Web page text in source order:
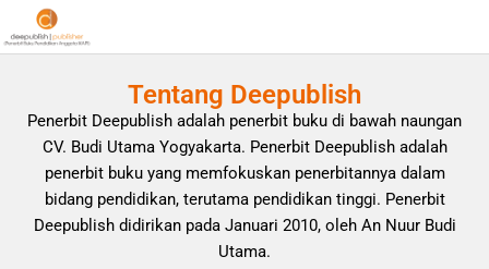
Tentang Deepublish
Penerbit Deepublish adalah penerbit buku di bawah naungan
CV. Budi Utama Yogyakarta. Penerbit Deepublish adalah
penerbit buku yang memfokuskan penerbitannya dalam
bidang pendidikan, terutama pendidikan tinggi. Penerbit
Deepublish didirikan pada Januari 2010, oleh An Nuur Budi
Utama.